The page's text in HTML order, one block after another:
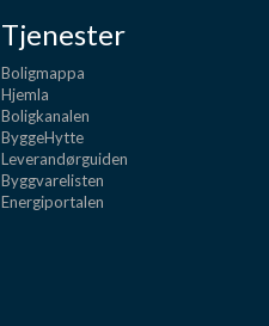
Tjenester
Boligmappa
Hjemla
Boligkanalen
ByggeHytte
Leverandørguiden
Byggvarelisten
Energiportalen